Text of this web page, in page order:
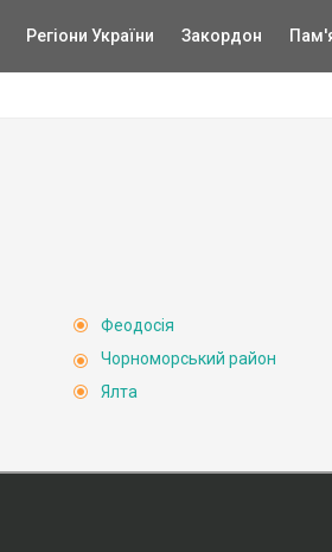
Регіони України Закордон
Феодосія
Чорноморський район
Ялта